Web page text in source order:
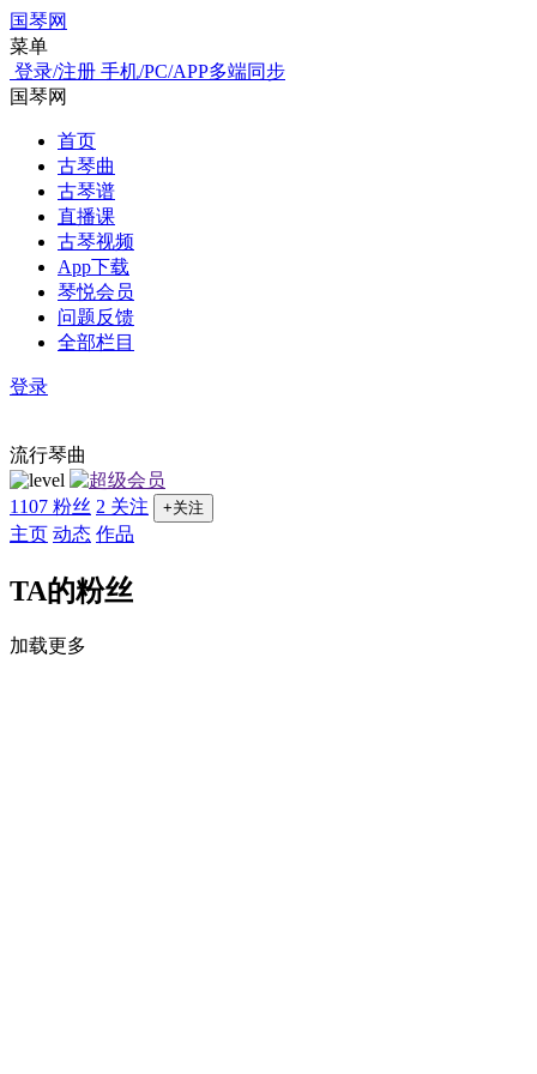
国琴网
菜单
登录/注册 手机/PC/APP多端同步
国琴网
首页
古琴曲
古琴谱
直播课
古琴视频
App下载
琴悦会员
问题反馈
全部栏目
登录
流行琴曲
1107 粉丝 2 关注 +关注
主页 动态 作品
TA的粉丝
加载更多